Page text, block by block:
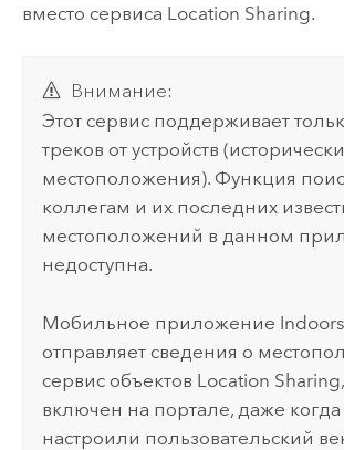
вместо сервиса Location Sharing.
Внимание:
Этот сервис поддерживает
треков от устройств
местоположения). Функция
коллегам и их последних
местоположений в данном
недоступна.
Мобильное приложение Indoors
отправляет сведения о
сервис объектов Location
включен на портале, даже
настроили пользовательский